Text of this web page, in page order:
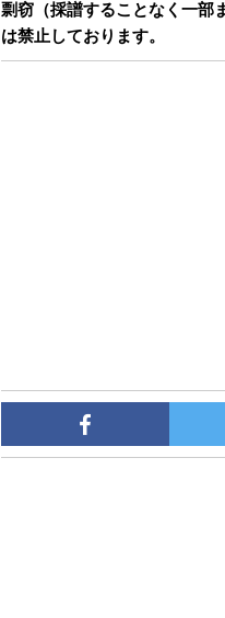
剽窃（採譜することなく一部
は禁止しております。